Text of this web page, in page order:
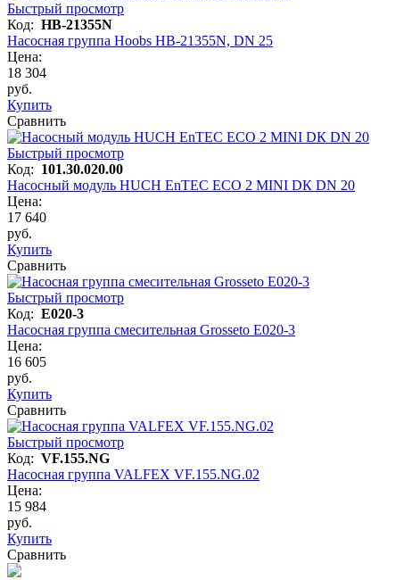
Быстрый просмотр
Код: HB-21355N
Насосная группа Hoobs HB-21355N, DN 25
Цена:
18 304
руб.
Купить
Сравнить
Быстрый просмотр
Код: 101.30.020.00
Насосный модуль HUCH EnTEC ECO 2 MINI DК DN 20
Цена:
17 640
руб.
Купить
Сравнить
Быстрый просмотр
Код: E020-3
Насосная группа смесительная Grosseto E020-3
Цена:
16 605
руб.
Купить
Сравнить
Быстрый просмотр
Код: VF.155.NG
Насосная группа VALFEX VF.155.NG.02
Цена:
15 984
руб.
Купить
Сравнить